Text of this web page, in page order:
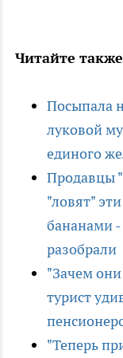
Читайте
Посыпала
луковой
единого
Продавцы
"ловят"
бананами
разобрали
"Зачем
турист
"Теперь